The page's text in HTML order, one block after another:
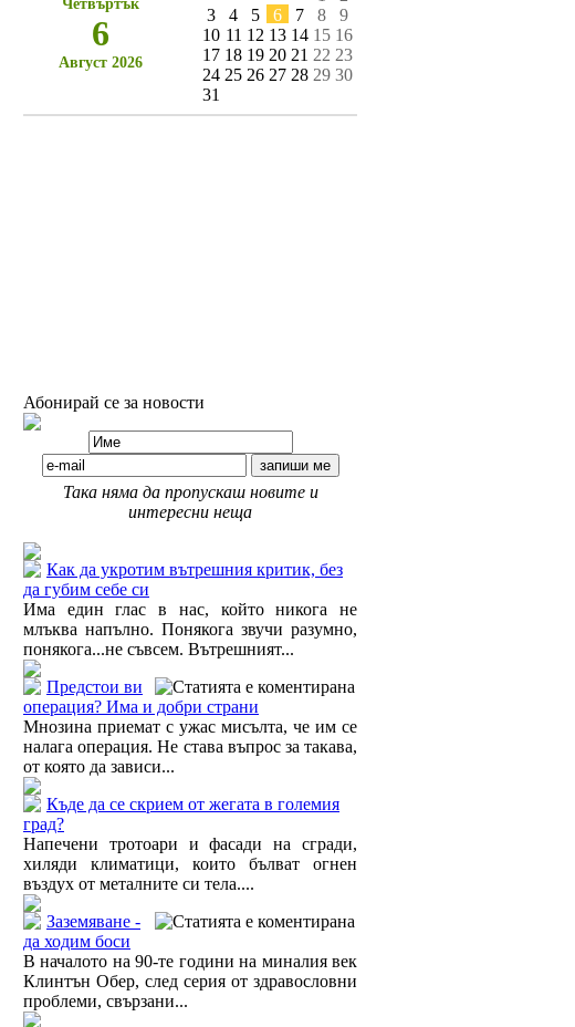
Четвъртък
6
Август 2026
3
4 5 6 7 8
9
10 11 12 13 14 15 16
17 18 19 20 21 22 23
24 25 26 27 28 29 30
31
Абонирай се за новости
Така няма да пропускаш новите и
интересни неща
Как да укротим вътрешния критик, без
да губим себе си
Има един глас в нас, който никога не
млъква напълно. Понякога звучи разумно,
понякога...не съвсем. Вътрешният...
Предстои ви
операция? Има и добри страни
Мнозина приемат с ужас мисълта, че им се
налага операция. Не става въпрос за такава,
от която да зависи...
Къде да се скрием от жегата в големия
град?
Напечени тротоари и фасади на сгради,
хиляди климатици, които бълват огнен
въздух от металните си тела....
Заземяване -
да ходим боси
В началото на 90-те години на миналия век
Клинтън Обер, след серия от здравословни
проблеми, свързани...